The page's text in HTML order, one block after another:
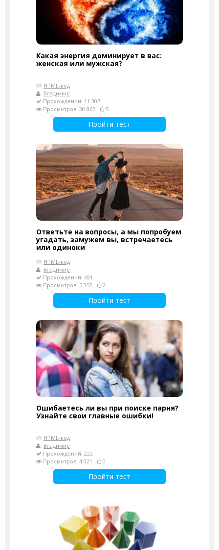
Какая энергия доминирует в вас:
женская или мужская?
HTML-код
Владимир
Прохождений: 11 307
Просмотров: 30 865
5
Пройти тест
Ответьте на вопросы, а мы попробуем
угадать, замужем вы, встречаетесь
или одиноки
HTML-код
Владимир
Прохождений: 691
Просмотров: 5 352
2
Пройти тест
Ошибаетесь ли вы при поиске парня?
Узнайте свои главные ошибки!
HTML-код
Владимир
Прохождений: 222
Просмотров: 4 021
0
Пройти тест